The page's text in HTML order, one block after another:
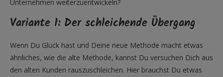
Unternehmen weiterzuentwickeln?
Variante 1: Der schleichende Übergang
Wenn Du Glück hast und Deine neue Methode macht etwas
ähnliches, wie die alte Methode, kannst Du versuchen Dich aus
den alten Kunden rauszuschleichen. Hier brauchst Du etwas